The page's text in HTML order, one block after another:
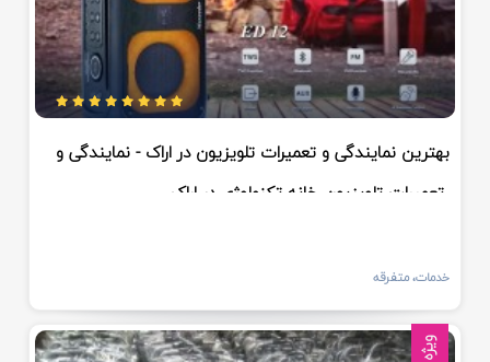
بهترین نمایندگی و تعمیرات تلویزیون در اراک - نمایندگی و
خدمات، متفرقه
ویژه